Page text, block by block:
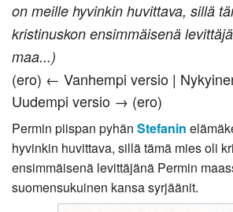
on meille hyvinkin huvittava, sillä
kristinuskon ensimmäisenä
maa...)
(ero) ← Vanhempi versio |
Uudempi versio → (ero)
Permin piispan pyhän Stefanin
hyvinkin huvittava, sillä tämä mies oli
ensimmäisenä levittäjänä Permin
suomensukuinen kansa syrjäänit.